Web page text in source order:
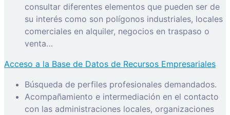
consultar diferentes elementos que pueden ser de
su interés como son polígonos industriales, locales
comerciales en alquiler, negocios en traspaso o
venta…
Acceso a la Base de Datos de Recursos Empresariales
Búsqueda de perfiles profesionales demandados.
Acompañamiento e intermediación en el contacto
con las administraciones locales, organizaciones